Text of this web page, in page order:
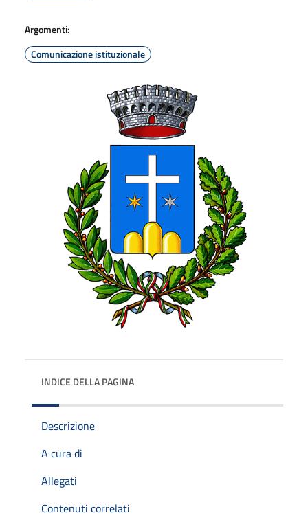
Argomenti:
Comunicazione istituzionale
INDICE DELLA PAGINA
Descrizione
A cura di
Allegati
Contenuti correlati